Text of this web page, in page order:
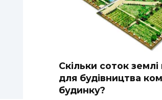
Скільки соток землі
для будівництва
будинку?